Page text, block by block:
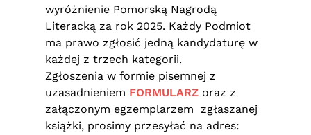
wyróżnienie Pomorską Nagrodą
Literacką za rok 2025. Każdy Podmiot
ma prawo zgłosić jedną kandydaturę w
każdej z trzech kategorii.
Zgłoszenia w formie pisemnej z
uzasadnieniem FORMULARZ oraz z
załączonym egzemplarzem zgłaszanej
książki, prosimy przesyłać na adres: